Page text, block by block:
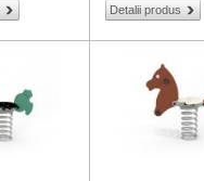
Detalii produs